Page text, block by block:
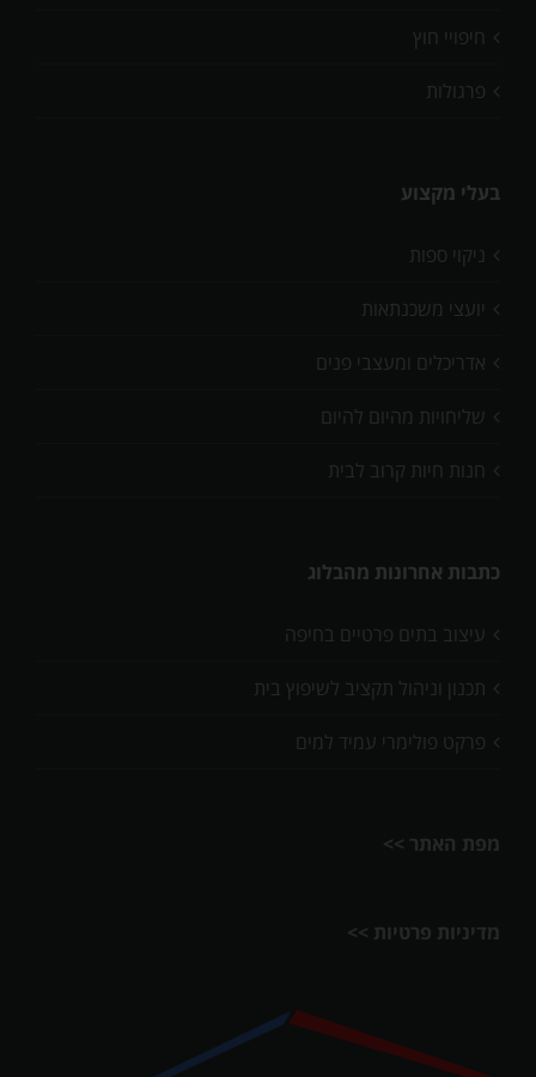
חיפויי חוץ
פרגולות
בעלי מקצוע
ניקוי ספות
יועצי משכנתאות
אדריכלים ומעצבי פנים
שליחויות מהיום להיום
חנות חיות קרוב לבית
כתבות אחרונות מהבלוג
עיצוב בתים פרטיים בחיפה
תכנון וניהול תקציב לשיפוץ בית
פרקט פולימרי עמיד למים
מפת האתר >>
מדיניות פרטיות >>